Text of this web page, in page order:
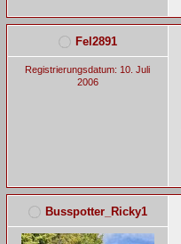
Fel2891
Registrierungsdatum: 10. Juli
2006
Busspotter_Ricky1